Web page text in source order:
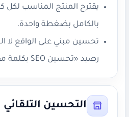
يقترح المنتج المناسب لكل
بالكامل بضغطة واحدة.
تحسين مبني على الواقع لا
رصيد «تحسين SEO بكلمة مفتاحية».
التحسين التلقائي